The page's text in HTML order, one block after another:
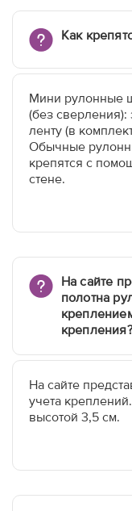
Как
Мини рулонные
(без
ленту (в
Обычные
крепятся с
стене.
На сайте
полотна
крепления?
На сайте
учета
высотой 3,5 см.